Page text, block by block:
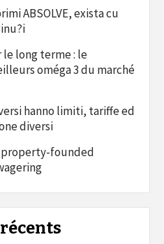
ABSOLVE, exista cu
le long terme : le
oméga 3 du marché
hanno limiti, tariffe ed
diversi
property-founded